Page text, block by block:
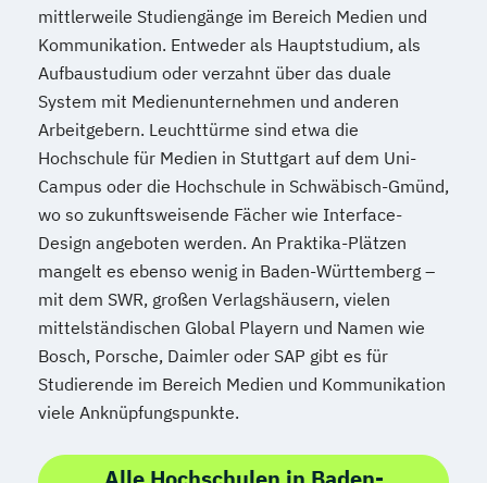
mittlerweile Studiengänge im Bereich Medien und
Kommunikation. Entweder als Hauptstudium, als
Aufbaustudium oder verzahnt über das duale
System mit Medienunternehmen und anderen
Arbeitgebern. Leuchttürme sind etwa die
Hochschule für Medien in Stuttgart auf dem Uni-
Campus oder die Hochschule in Schwäbisch-Gmünd,
wo so zukunftsweisende Fächer wie Interface-
Design angeboten werden. An Praktika-Plätzen
mangelt es ebenso wenig in Baden-Württemberg –
mit dem SWR, großen Verlagshäusern, vielen
mittelständischen Global Playern und Namen wie
Bosch, Porsche, Daimler oder SAP gibt es für
Studierende im Bereich Medien und Kommunikation
viele Anknüpfungspunkte.